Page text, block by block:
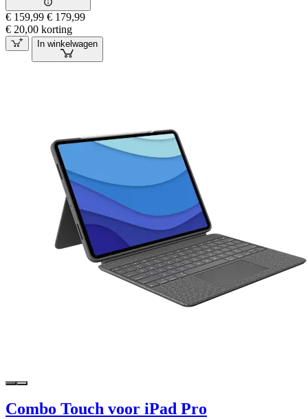
€ 159,99 € 179,99
€ 20,00 korting
In winkelwagen
Combo Touch voor iPad Pro